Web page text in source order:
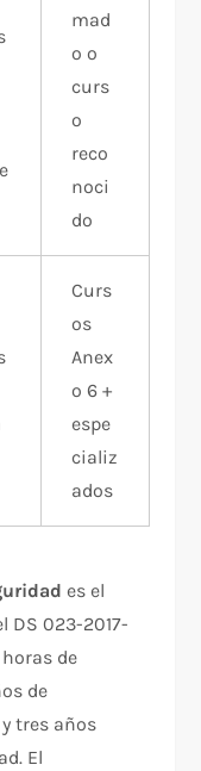
mad
o o
curs
o
reco
noci
do
Curs
os
Anex
o 6 +
espe
cializ
ados
es el
DS 023-2017-
de
de
tres años
El